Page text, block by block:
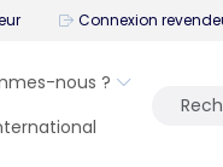
Connexion
nous ?